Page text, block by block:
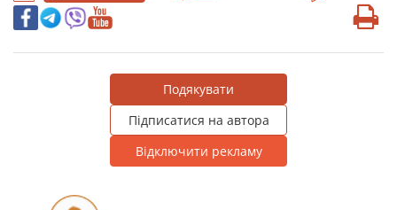
Подякувати
Підписатися на автора
Відключити рекламу